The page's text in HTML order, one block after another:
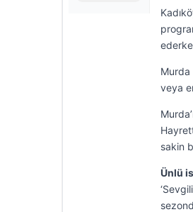
Murda
veya
sakin
Ünlü